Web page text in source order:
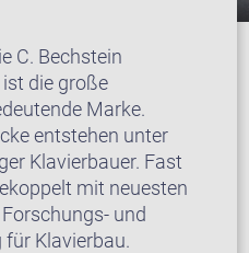
C. Bechstein
die große
Marke.
entstehen unter
Klavierbauer. Fast
mit neuesten
und
Klavierbau.